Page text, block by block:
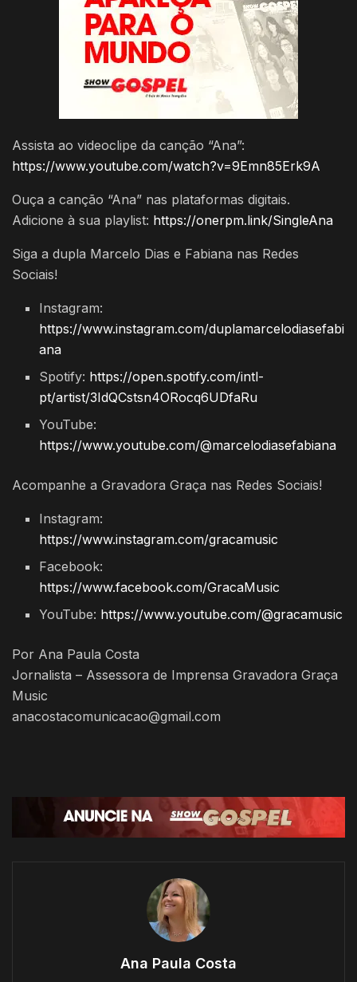
Assista ao videoclipe da canção “Ana”:
https://www.youtube.com/watch?v=9Emn85Erk9A
Ouça a canção “Ana” nas plataformas digitais.
Adicione à sua playlist: https://onerpm.link/SingleAna
Siga a dupla Marcelo Dias e Fabiana nas Redes
Sociais!
Instagram:
https://www.instagram.com/duplamarcelodiasefabi
ana
Spotify: https://open.spotify.com/intl-
pt/artist/3IdQCstsn4ORocq6UDfaRu
YouTube:
https://www.youtube.com/@marcelodiasefabiana
Acompanhe a Gravadora Graça nas Redes Sociais!
Instagram:
https://www.instagram.com/gracamusic
Facebook:
https://www.facebook.com/GracaMusic
YouTube: https://www.youtube.com/@gracamusic
Por Ana Paula Costa
Jornalista – Assessora de Imprensa Gravadora Graça
Music
anacostacomunicacao@gmail.com
Ana Paula Costa